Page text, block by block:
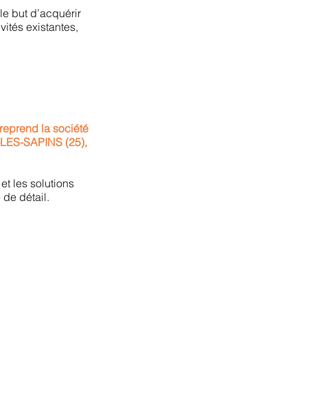
but d’acquérir
existantes,
la société
SAPINS (25),
les solutions
de détail.